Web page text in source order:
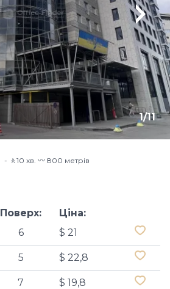
1/11
🚶10 хв​. 〰️ 800 метрів
Поверх:
6
Ціна:
$ 21
5 $ 22,8
7 $ 19,8